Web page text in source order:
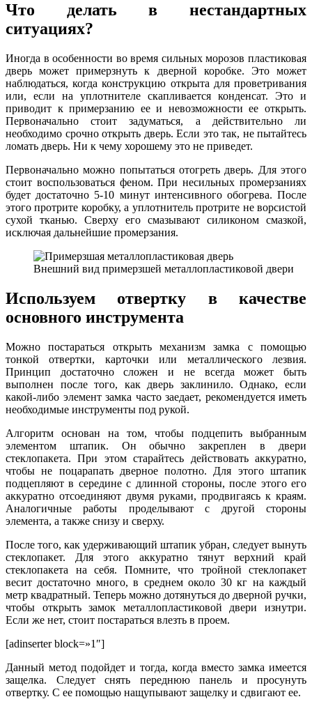
Что делать в нестандартных
ситуациях?
Иногда в особенности во время сильных морозов пластиковая
дверь может примерзнуть к дверной коробке. Это может
наблюдаться, когда конструкцию открыта для проветривания
или, если на уплотнителе скапливается конденсат. Это и
приводит к примерзанию ее и невозможности ее открыть.
Первоначально стоит задуматься, а действительно ли
необходимо срочно открыть дверь. Если это так, не пытайтесь
ломать дверь. Ни к чему хорошему это не приведет.
Первоначально можно попытаться отогреть дверь. Для этого
стоит воспользоваться феном. При несильных промерзаниях
будет достаточно 5-10 минут интенсивного обогрева. После
этого протрите коробку, а уплотнитель протрите не ворсистой
сухой тканью. Сверху его смазывают силиконом смазкой,
исключая дальнейшие промерзания.
Внешний вид примерзшей металлопластиковой двери
Используем отвертку в качестве
основного инструмента
Можно постараться открыть механизм замка с помощью
тонкой отвертки, карточки или металлического лезвия.
Принцип достаточно сложен и не всегда может быть
выполнен после того, как дверь заклинило. Однако, если
какой-либо элемент замка часто заедает, рекомендуется иметь
необходимые инструменты под рукой.
Алгоритм основан на том, чтобы подцепить выбранным
элементом штапик. Он обычно закреплен в двери
стеклопакета. При этом старайтесь действовать аккуратно,
чтобы не поцарапать дверное полотно. Для этого штапик
подцепляют в середине с длинной стороны, после этого его
аккуратно отсоединяют двумя руками, продвигаясь к краям.
Аналогичные работы проделывают с другой стороны
элемента, а также снизу и сверху.
После того, как удерживающий штапик убран, следует вынуть
стеклопакет. Для этого аккуратно тянут верхний край
стеклопакета на себя. Помните, что тройной стеклопакет
весит достаточно много, в среднем около 30 кг на каждый
метр квадратный. Теперь можно дотянуться до дверной ручки,
чтобы открыть замок металлопластиковой двери изнутри.
Если же нет, стоит постараться влезть в проем.
[adinserter block=»1″]
Данный метод подойдет и тогда, когда вместо замка имеется
защелка. Следует снять переднюю панель и просунуть
отвертку. С ее помощью нащупывают защелку и сдвигают ее.